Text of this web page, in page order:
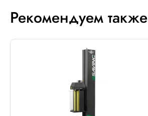
Рекомендуем также